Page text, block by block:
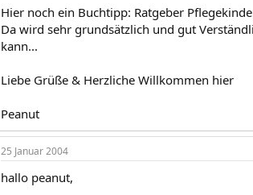
Hier noch ein Buchtipp: Ratgeber
Da wird sehr grundsätzlich und gut
kann...
Liebe Grüße & Herzliche Willkommen hier
Peanut
25 Januar 2004
hallo peanut,